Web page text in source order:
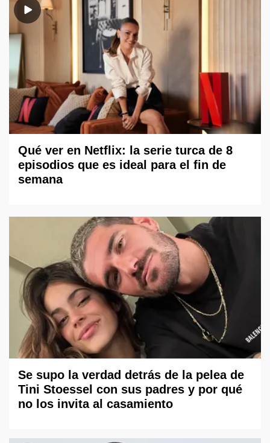
Qué ver en Netflix: la serie turca de 8
episodios que es ideal para el fin de
semana
Se supo la verdad detrás de la pelea de
Tini Stoessel con sus padres y por qué
no los invita al casamiento